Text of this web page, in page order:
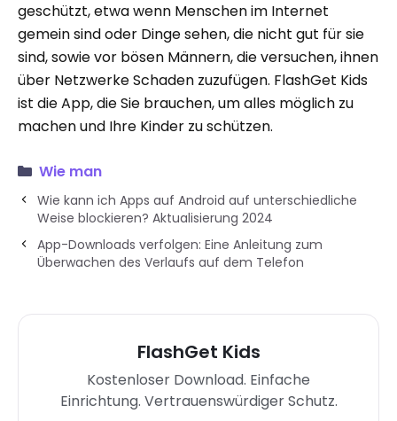
geschützt, etwa wenn Menschen im Internet
gemein sind oder Dinge sehen, die nicht gut für sie
sind, sowie vor bösen Männern, die versuchen, ihnen
über Netzwerke Schaden zuzufügen. FlashGet Kids
ist die App, die Sie brauchen, um alles möglich zu
machen und Ihre Kinder zu schützen.
Wie man
Wie kann ich Apps auf Android auf unterschiedliche
Weise blockieren? Aktualisierung 2024
App-Downloads verfolgen: Eine Anleitung zum
Überwachen des Verlaufs auf dem Telefon
FlashGet Kids
Kostenloser Download. Einfache
Einrichtung. Vertrauenswürdiger Schutz.